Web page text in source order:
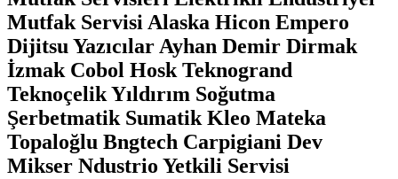
Mutfak Servisi Alaska Hicon Empero
Dijitsu Yazıcılar Ayhan Demir Dirmak
İzmak Cobol Hosk Teknogrand
Teknoçelik Yıldırım Soğutma
Şerbetmatik Sumatik Kleo Mateka
Topaloğlu Bngtech Carpigiani Dev
Mikser Ndustrio Yetkili Servisi